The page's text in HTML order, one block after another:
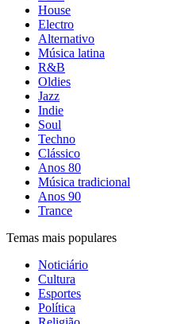
House
Electro
Alternativo
Música latina
R&B
Oldies
Jazz
Indie
Soul
Techno
Clássico
Anos 80
Música tradicional
Anos 90
Trance
Temas mais populares
Noticiário
Cultura
Esportes
Política